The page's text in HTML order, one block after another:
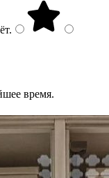
.
время.